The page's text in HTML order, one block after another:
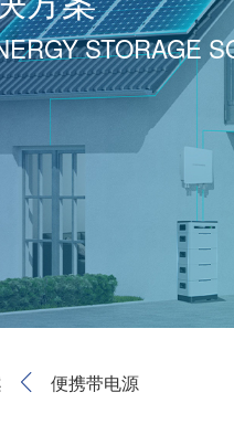
STORAGE
便携带电源